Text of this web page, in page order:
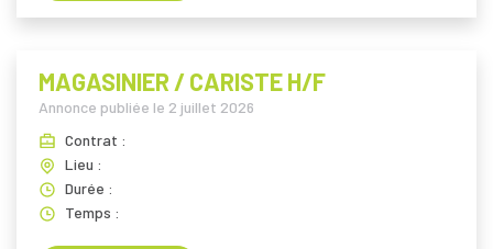
MAGASINIER / CARISTE H/F
Annonce publiée le 2 juillet 2026
Contrat :
Lieu :
Durée :
Temps :